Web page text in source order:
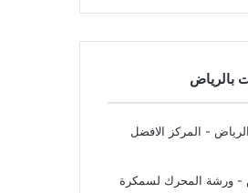
بالرياض
- المركز الافضل
- ورشة المحرك لسمكرة